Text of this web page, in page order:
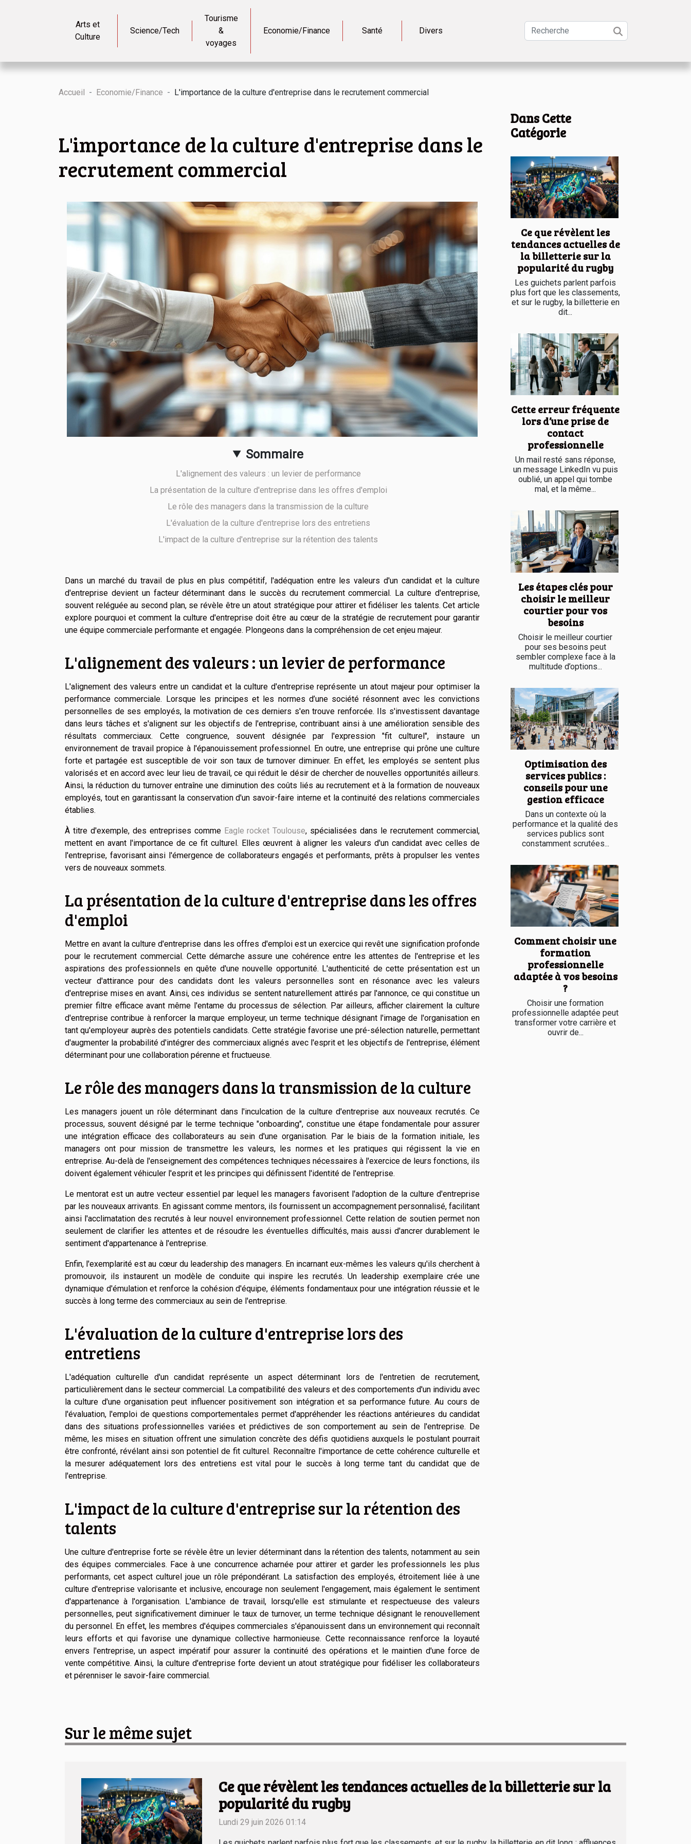
Arts et
Culture
Science/Tech
Tourisme
&
voyages
Economie/Finance Santé Divers
Accueil Economie/Finance L'importance de la culture d'entreprise dans le recrutement commercial
L'importance de la culture d'entreprise dans le
recrutement commercial
Sommaire
L'alignement des valeurs : un levier de performance
La présentation de la culture d'entreprise dans les offres d'emploi
Le rôle des managers dans la transmission de la culture
L'évaluation de la culture d'entreprise lors des entretiens
L'impact de la culture d'entreprise sur la rétention des talents
Dans un marché du travail de plus en plus compétitif, l'adéquation entre les valeurs d'un candidat et la culture
d'entreprise devient un facteur déterminant dans le succès du recrutement commercial. La culture d'entreprise,
souvent reléguée au second plan, se révèle être un atout stratégique pour attirer et fidéliser les talents. Cet article
explore pourquoi et comment la culture d'entreprise doit être au cœur de la stratégie de recrutement pour garantir
une équipe commerciale performante et engagée. Plongeons dans la compréhension de cet enjeu majeur.
L'alignement des valeurs : un levier de performance
L'alignement des valeurs entre un candidat et la culture d'entreprise représente un atout majeur pour optimiser la
performance commerciale. Lorsque les principes et les normes d’une société résonnent avec les convictions
personnelles de ses employés, la motivation de ces derniers s'en trouve renforcée. Ils s'investissent davantage
dans leurs tâches et s'alignent sur les objectifs de l'entreprise, contribuant ainsi à une amélioration sensible des
résultats commerciaux. Cette congruence, souvent désignée par l'expression "fit culturel", instaure un
environnement de travail propice à l'épanouissement professionnel. En outre, une entreprise qui prône une culture
forte et partagée est susceptible de voir son taux de turnover diminuer. En effet, les employés se sentent plus
valorisés et en accord avec leur lieu de travail, ce qui réduit le désir de chercher de nouvelles opportunités ailleurs.
Ainsi, la réduction du turnover entraîne une diminution des coûts liés au recrutement et à la formation de nouveaux
employés, tout en garantissant la conservation d'un savoir-faire interne et la continuité des relations commerciales
établies.
À titre d'exemple, des entreprises comme Eagle rocket Toulouse, spécialisées dans le recrutement commercial,
mettent en avant l'importance de ce fit culturel. Elles œuvrent à aligner les valeurs d'un candidat avec celles de
l'entreprise, favorisant ainsi l'émergence de collaborateurs engagés et performants, prêts à propulser les ventes
vers de nouveaux sommets.
La présentation de la culture d'entreprise dans les offres
d'emploi
Mettre en avant la culture d'entreprise dans les offres d'emploi est un exercice qui revêt une signification profonde
pour le recrutement commercial. Cette démarche assure une cohérence entre les attentes de l'entreprise et les
aspirations des professionnels en quête d'une nouvelle opportunité. L'authenticité de cette présentation est un
vecteur d'attirance pour des candidats dont les valeurs personnelles sont en résonance avec les valeurs
d'entreprise mises en avant. Ainsi, ces individus se sentent naturellement attirés par l'annonce, ce qui constitue un
premier filtre efficace avant même l'entame du processus de sélection. Par ailleurs, afficher clairement la culture
d'entreprise contribue à renforcer la marque employeur, un terme technique désignant l'image de l'organisation en
tant qu'employeur auprès des potentiels candidats. Cette stratégie favorise une pré-sélection naturelle, permettant
d'augmenter la probabilité d'intégrer des commerciaux alignés avec l'esprit et les objectifs de l'entreprise, élément
déterminant pour une collaboration pérenne et fructueuse.
Le rôle des managers dans la transmission de la culture
Les managers jouent un rôle déterminant dans l'inculcation de la culture d'entreprise aux nouveaux recrutés. Ce
processus, souvent désigné par le terme technique "onboarding", constitue une étape fondamentale pour assurer
une intégration efficace des collaborateurs au sein d'une organisation. Par le biais de la formation initiale, les
managers ont pour mission de transmettre les valeurs, les normes et les pratiques qui régissent la vie en
entreprise. Au-delà de l'enseignement des compétences techniques nécessaires à l'exercice de leurs fonctions, ils
doivent également véhiculer l'esprit et les principes qui définissent l'identité de l'entreprise.
Le mentorat est un autre vecteur essentiel par lequel les managers favorisent l'adoption de la culture d'entreprise
par les nouveaux arrivants. En agissant comme mentors, ils fournissent un accompagnement personnalisé, facilitant
ainsi l'acclimatation des recrutés à leur nouvel environnement professionnel. Cette relation de soutien permet non
seulement de clarifier les attentes et de résoudre les éventuelles difficultés, mais aussi d'ancrer durablement le
sentiment d'appartenance à l'entreprise.
Enfin, l'exemplarité est au cœur du leadership des managers. En incarnant eux-mêmes les valeurs qu'ils cherchent à
promouvoir, ils instaurent un modèle de conduite qui inspire les recrutés. Un leadership exemplaire crée une
dynamique d'émulation et renforce la cohésion d'équipe, éléments fondamentaux pour une intégration réussie et le
succès à long terme des commerciaux au sein de l'entreprise.
L'évaluation de la culture d'entreprise lors des
entretiens
L'adéquation culturelle d'un candidat représente un aspect déterminant lors de l'entretien de recrutement,
particulièrement dans le secteur commercial. La compatibilité des valeurs et des comportements d'un individu avec
la culture d'une organisation peut influencer positivement son intégration et sa performance future. Au cours de
l'évaluation, l'emploi de questions comportementales permet d'appréhender les réactions antérieures du candidat
dans des situations professionnelles variées et prédictives de son comportement au sein de l'entreprise. De
même, les mises en situation offrent une simulation concrète des défis quotidiens auxquels le postulant pourrait
être confronté, révélant ainsi son potentiel de fit culturel. Reconnaître l'importance de cette cohérence culturelle et
la mesurer adéquatement lors des entretiens est vital pour le succès à long terme tant du candidat que de
l'entreprise.
L'impact de la culture d'entreprise sur la rétention des
talents
Une culture d'entreprise forte se révèle être un levier déterminant dans la rétention des talents, notamment au sein
des équipes commerciales. Face à une concurrence acharnée pour attirer et garder les professionnels les plus
performants, cet aspect culturel joue un rôle prépondérant. La satisfaction des employés, étroitement liée à une
culture d'entreprise valorisante et inclusive, encourage non seulement l'engagement, mais également le sentiment
d'appartenance à l'organisation. L'ambiance de travail, lorsqu'elle est stimulante et respectueuse des valeurs
personnelles, peut significativement diminuer le taux de turnover, un terme technique désignant le renouvellement
du personnel. En effet, les membres d'équipes commerciales s'épanouissent dans un environnement qui reconnaît
leurs efforts et qui favorise une dynamique collective harmonieuse. Cette reconnaissance renforce la loyauté
envers l'entreprise, un aspect impératif pour assurer la continuité des opérations et le maintien d'une force de
vente compétitive. Ainsi, la culture d'entreprise forte devient un atout stratégique pour fidéliser les collaborateurs
et pérenniser le savoir-faire commercial.
Dans Cette
Catégorie
Ce que révèlent les
tendances actuelles de
la billetterie sur la
popularité du rugby
Les guichets parlent parfois
plus fort que les classements,
et sur le rugby, la billetterie en
dit...
Cette erreur fréquente
lors d’une prise de
contact
professionnelle
Un mail resté sans réponse,
un message LinkedIn vu puis
oublié, un appel qui tombe
mal, et la même...
Les étapes clés pour
choisir le meilleur
courtier pour vos
besoins
Choisir le meilleur courtier
pour ses besoins peut
sembler complexe face à la
multitude d’options...
Optimisation des
services publics :
conseils pour une
gestion efficace
Dans un contexte où la
performance et la qualité des
services publics sont
constamment scrutées...
Comment choisir une
formation
professionnelle
adaptée à vos besoins
?
Choisir une formation
professionnelle adaptée peut
transformer votre carrière et
ouvrir de...
Sur le même sujet
Ce que révèlent les tendances actuelles de la billetterie sur la
popularité du rugby
Lundi 29 juin 2026 01:14